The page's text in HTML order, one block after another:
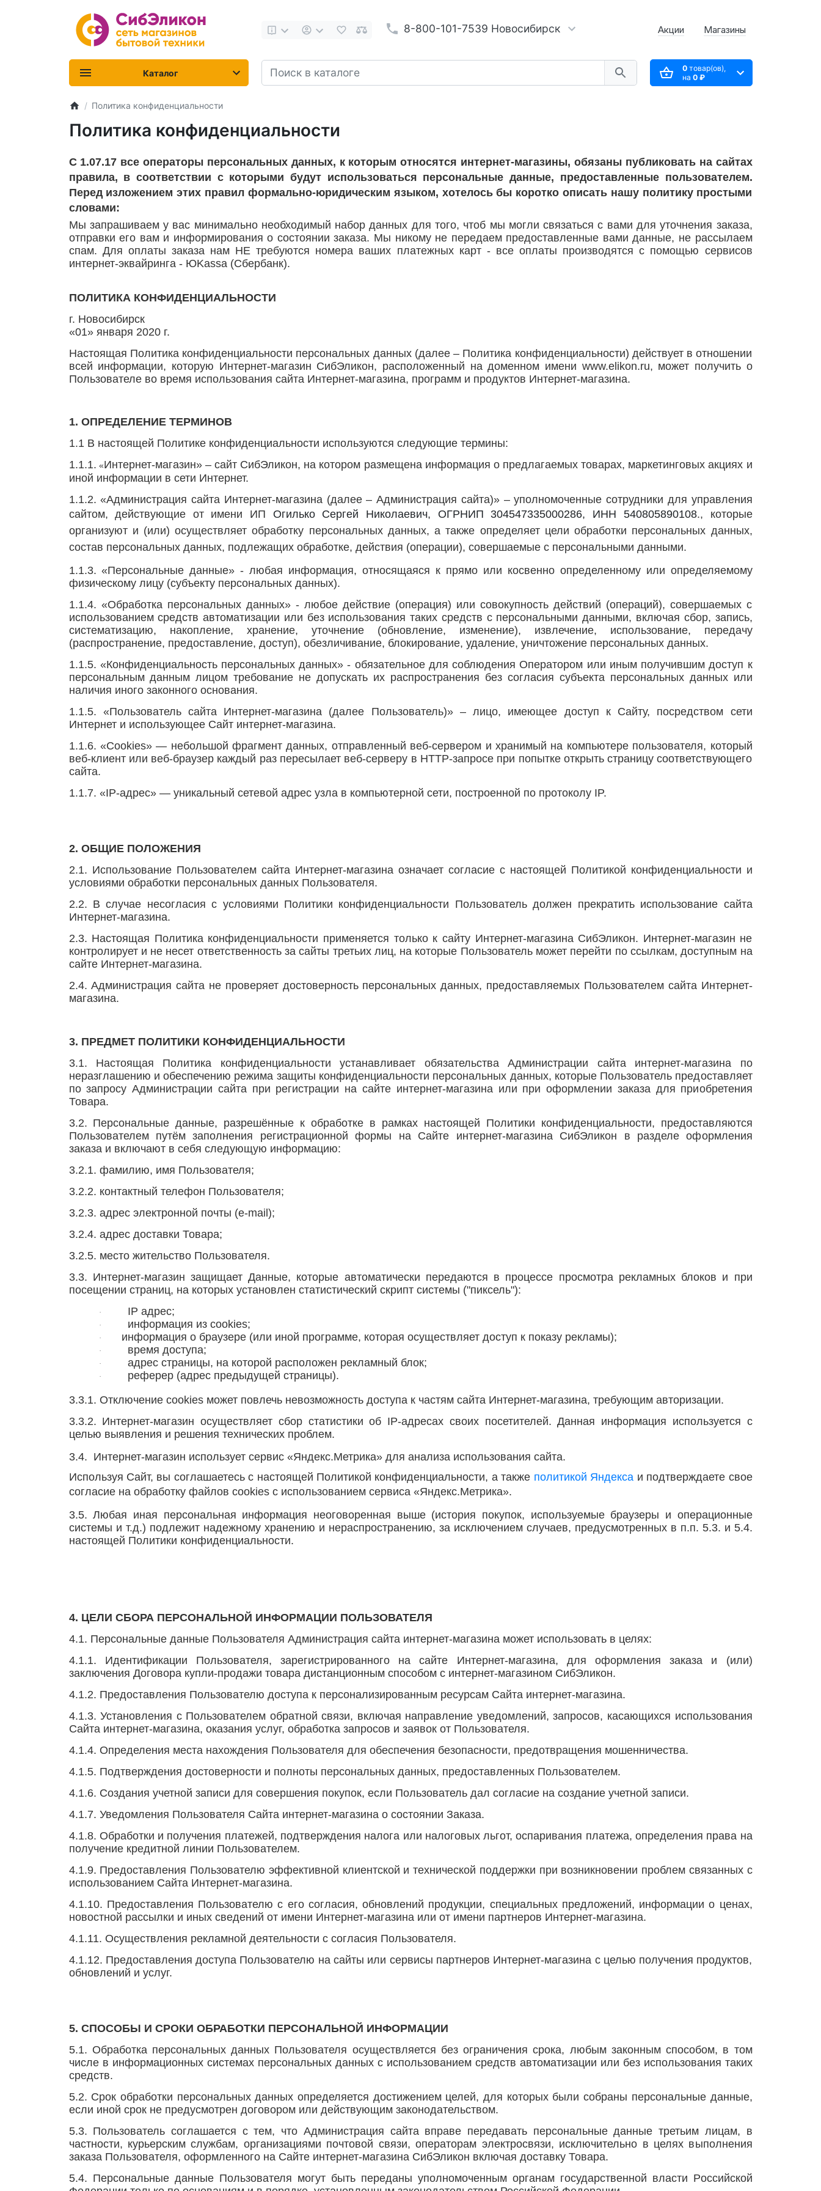
8-800-101-7539 Новосибирск Акции Магазины
0товар(ов),
на 0 ₽
Каталог
Политика конфиденциальности
Политика конфиденциальности
С 1.07.17 все операторы персональных данных, к которым относятся интернет-магазины, обязаны публиковать на сайтах
правила, в соответствии с которыми будут использоваться персональные данные, предоставленные пользователем.
Перед изложением этих правил формально-юридическим языком, хотелось бы коротко описать нашу политику простыми
словами:
Мы запрашиваем у вас минимально необходимый набор данных для того, чтоб мы могли связаться с вами для уточнения заказа,
отправки его вам и информирования о состоянии заказа. Мы никому не передаем предоставленные вами данные, не рассылаем
спам. Для оплаты заказа нам НЕ требуются номера ваших платежных карт - все оплаты производятся с помощью сервисов
интернет-эквайринга - ЮKassa(Сбербанк).
ПОЛИТИКА КОНФИДЕНЦИАЛЬНОСТИ
г. Новосибирск
«01» января 2020 г.
Настоящая Политика конфиденциальности персональных данных (далее – Политика конфиденциальности) действует в отношении
всей информации, которую Интернет-магазин СибЭликон, расположенный на доменном имени www.elikon.ru, может получить о
Пользователе во время использования сайта Интернет-магазина, программ и продуктов Интернет-магазина.
1. ОПРЕДЕЛЕНИЕ ТЕРМИНОВ
1.1 В настоящей Политике конфиденциальности используются следующие термины:
1.1.1. «Интернет-магазин» – сайт СибЭликон, на котором размещена информация о предлагаемых товарах, маркетинговых акциях и
иной информации в сети Интернет.
1.1.2. «Администрация сайта Интернет-магазина (далее – Администрация сайта)» – уполномоченные сотрудники для управления
сайтом, действующие от имени ИП Огилько Сергей Николаевич, ОГРНИП 304547335000286, ИНН 540805890108., которые
организуют и (или) осуществляет обработку персональных данных, а также определяет цели обработки персональных данных,
состав персональных данных, подлежащих обработке, действия (операции), совершаемые с персональными данными.
1.1.3. «Персональные данные» - любая информация, относящаяся к прямо или косвенно определенному или определяемому
физическому лицу (субъекту персональных данных).
1.1.4. «Обработка персональных данных» - любое действие (операция) или совокупность действий (операций), совершаемых с
использованием средств автоматизации или без использования таких средств с персональными данными, включая сбор, запись,
систематизацию, накопление, хранение, уточнение (обновление, изменение), извлечение, использование, передачу
(распространение, предоставление, доступ), обезличивание, блокирование, удаление, уничтожение персональных данных.
1.1.5. «Конфиденциальность персональных данных» - обязательное для соблюдения Оператором или иным получившим доступ к
персональным данным лицом требование не допускать их распространения без согласия субъекта персональных данных или
наличия иного законного основания.
1.1.5. «Пользователь сайта Интернет-магазина (далее Пользователь)» – лицо, имеющее доступ к Сайту, посредством сети
Интернет и использующее Сайт интернет-магазина.
1.1.6. «Cookies» — небольшой фрагмент данных, отправленный веб-сервером и хранимый на компьютере пользователя, который
веб-клиент или веб-браузер каждый раз пересылает веб-серверу в HTTP-запросе при попытке открыть страницу соответствующего
сайта.
1.1.7. «IP-адрес» — уникальный сетевой адрес узла в компьютерной сети, построенной по протоколу IP.
2. ОБЩИЕ ПОЛОЖЕНИЯ
2.1. Использование Пользователем сайта Интернет-магазина означает согласие с настоящей Политикой конфиденциальности и
условиями обработки персональных данных Пользователя.
2.2. В случае несогласия с условиями Политики конфиденциальности Пользователь должен прекратить использование сайта
Интернет-магазина.
2.3. Настоящая Политика конфиденциальности применяется только к сайту Интернет-магазина СибЭликон. Интернет-магазин не
контролирует и не несет ответственность за сайты третьих лиц, на которые Пользователь может перейти по ссылкам, доступным на
сайте Интернет-магазина.
2.4. Администрация сайта не проверяет достоверность персональных данных, предоставляемых Пользователем сайта Интернет-
магазина.
3. ПРЕДМЕТ ПОЛИТИКИ КОНФИДЕНЦИАЛЬНОСТИ
3.1. Настоящая Политика конфиденциальности устанавливает обязательства Администрации сайта интернет-магазина по
неразглашению и обеспечению режима защиты конфиденциальности персональных данных, которые Пользователь предоставляет
по запросу Администрации сайта при регистрации на сайте интернет-магазина или при оформлении заказа для приобретения
Товара.
3.2. Персональные данные, разрешённые к обработке в рамках настоящей Политики конфиденциальности, предоставляются
Пользователем путём заполнения регистрационной формы на Сайте интернет-магазина СибЭликон в разделе оформления
заказа и включают в себя следующую информацию:
3.2.1. фамилию, имя Пользователя;
3.2.2. контактный телефон Пользователя;
3.2.3. адрес электронной почты (e-mail);
3.2.4. адрес доставки Товара;
3.2.5. место жительство Пользователя.
3.3. Интернет-магазин защищает Данные, которые автоматически передаются в процессе просмотра рекламных блоков и при
посещении страниц, на которых установлен статистический скрипт системы ("пиксель"):
· IP адрес;
· информация из cookies;
· информация о браузере (или иной программе, которая осуществляет доступ к показу рекламы);
· время доступа;
· адрес страницы, на которой расположен рекламный блок;
·
реферер (адрес предыдущей страницы).
3.3.1. Отключение cookies может повлечь невозможность доступа к частям сайта Интернет-магазина, требующим авторизации.
3.3.2. Интернет-магазин осуществляет сбор статистики об IP-адресах своих посетителей. Данная информация используется с
целью выявления и решения технических проблем.
3.4. Интернет-магазин использует сервис «Яндекс.Метрика» для анализа использования сайта.
Используя Сайт, вы соглашаетесь с настоящей Политикой конфиденциальности, а также политикой Яндекса и подтверждаете свое
согласие на обработку файлов cookiesс использованием сервиса «Яндекс.Метрика».
3.5. Любая иная персональная информация неоговоренная выше (история покупок, используемые браузеры и операционные
системы и т.д.) подлежит надежному хранению и нераспространению, за исключением случаев, предусмотренных в п.п. 5.3. и 5.4.
настоящей Политики конфиденциальности.
4. ЦЕЛИ СБОРА ПЕРСОНАЛЬНОЙ ИНФОРМАЦИИ ПОЛЬЗОВАТЕЛЯ
4.1. Персональные данные Пользователя Администрация сайта интернет-магазина может использовать в целях:
4.1.1. Идентификации Пользователя, зарегистрированного на сайте Интернет-магазина, для оформления заказа и (или)
заключения Договора купли-продажи товара дистанционным способом с интернет-магазином СибЭликон.
4.1.2. Предоставления Пользователю доступа к персонализированным ресурсам Сайта интернет-магазина.
4.1.3. Установления с Пользователем обратной связи, включая направление уведомлений, запросов, касающихся использования
Сайта интернет-магазина, оказания услуг, обработка запросов и заявок от Пользователя.
4.1.4. Определения места нахождения Пользователя для обеспечения безопасности, предотвращения мошенничества.
4.1.5. Подтверждения достоверности и полноты персональных данных, предоставленных Пользователем.
4.1.6. Создания учетной записи для совершения покупок, если Пользователь дал согласие на создание учетной записи.
4.1.7. Уведомления Пользователя Сайта интернет-магазина о состоянии Заказа.
4.1.8. Обработки и получения платежей, подтверждения налога или налоговых льгот, оспаривания платежа, определения права на
получение кредитной линии Пользователем.
4.1.9. Предоставления Пользователю эффективной клиентской и технической поддержки при возникновении проблем связанных с
использованием Сайта Интернет-магазина.
4.1.10. Предоставления Пользователю с его согласия, обновлений продукции, специальных предложений, информации о ценах,
новостной рассылки и иных сведений от имени Интернет-магазина или от имени партнеров Интернет-магазина.
4.1.11. Осуществления рекламной деятельности с согласия Пользователя.
4.1.12. Предоставления доступа Пользователю на сайты или сервисы партнеров Интернет-магазина с целью получения продуктов,
обновлений и услуг.
5. СПОСОБЫ И СРОКИ ОБРАБОТКИ ПЕРСОНАЛЬНОЙ ИНФОРМАЦИИ
5.1. Обработка персональных данных Пользователя осуществляется без ограничения срока, любым законным способом, в том
числе в информационных системах персональных данных с использованием средств автоматизации или без использования таких
средств.
5.2. Срок обработки персональных данных определяется достижением целей, для которых были собраны персональные данные,
если иной срок не предусмотрен договором или действующим законодательством.
5.3. Пользователь соглашается с тем, что Администрация сайта вправе передавать персональные данные третьим лицам, в
частности, курьерским службам, организациями почтовой связи, операторам электросвязи, исключительно в целях выполнения
заказа Пользователя, оформленного на Сайте интернет-магазина СибЭликон включая доставку Товара.
5.4. Персональные данные Пользователя могут быть переданы уполномоченным органам государственной власти Российской